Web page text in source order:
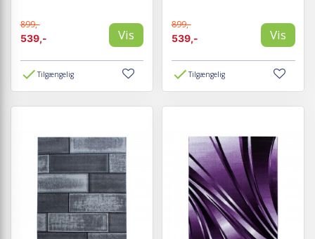
899,-
539,-
Vis
Tilgængelig
899,-
539,-
Vis
Tilgængelig